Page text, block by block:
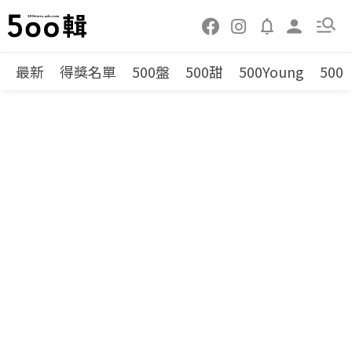
最新 得獎名單 500盤 500甜 500Young 500